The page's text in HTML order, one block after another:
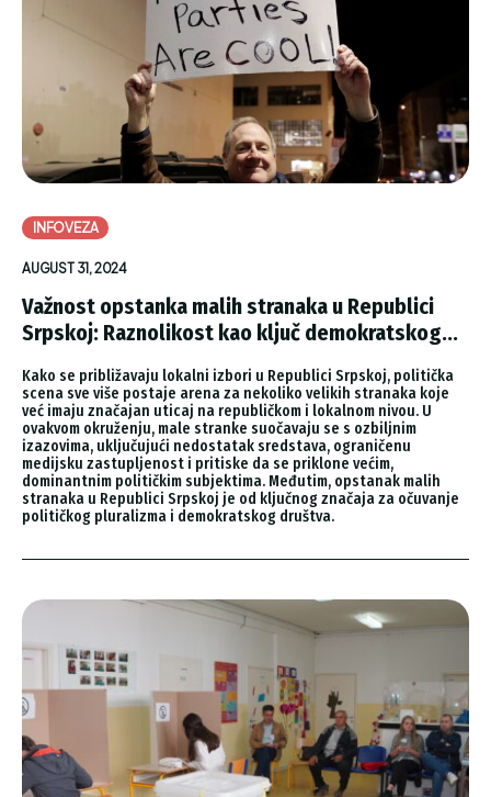
INFOVEZA
AUGUST 31, 2024
Važnost opstanka malih stranaka u Republici
Srpskoj: Raznolikost kao ključ demokratskog...
Kako se približavaju lokalni izbori u Republici Srpskoj, politička
scena sve više postaje arena za nekoliko velikih stranaka koje
već imaju značajan uticaj na republičkom i lokalnom nivou. U
ovakvom okruženju, male stranke suočavaju se s ozbiljnim
izazovima, uključujući nedostatak sredstava, ograničenu
medijsku zastupljenost i pritiske da se priklone većim,
dominantnim političkim subjektima. Međutim, opstanak malih
stranaka u Republici Srpskoj je od ključnog značaja za očuvanje
političkog pluralizma i demokratskog društva.